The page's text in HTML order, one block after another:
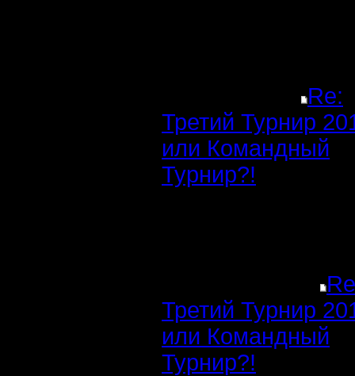
Re:
Третий Турнир
или Командный
Турнир?!
Третий Турнир
или Командный
Турнир?!